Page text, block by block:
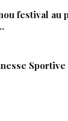
festival au